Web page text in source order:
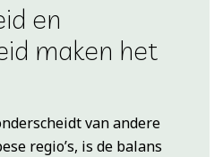
en
maken het
van andere
regio’s, is de balans